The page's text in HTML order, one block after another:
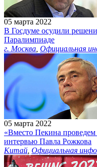
05 марта 2022
В Госдуме осудили
Паралимпиаде
г. Москва Официальная
05 марта 2022
«Вместо Пекина
интервью Павла Рожкова
Китай Официальная